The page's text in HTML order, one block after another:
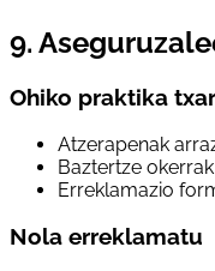
9.
Ohiko praktika
Atzerapenak
Baztertze
Erreklamazio
Nola erreklamatu